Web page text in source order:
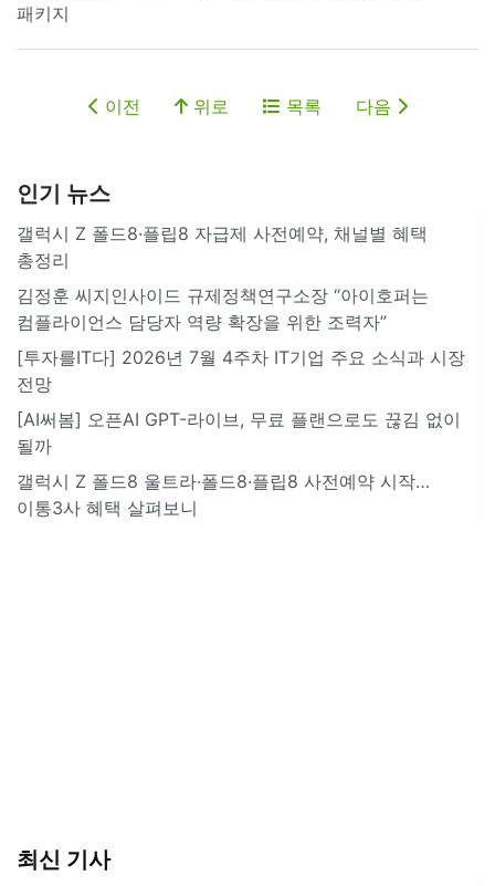
패키지
이전 위로 목록 다음
인기 뉴스
갤럭시 Z 폴드8·플립8 자급제 사전예약, 채널별 혜택
총정리
김정훈 씨지인사이드 규제정책연구소장 “아이호퍼는
컴플라이언스 담당자 역량 확장을 위한 조력자”
[투자를IT다] 2026년 7월 4주차 IT기업 주요 소식과 시장
전망
[AI써봄] 오픈AI GPT-라이브, 무료 플랜으로도 끊김 없이
될까
갤럭시 Z 폴드8 울트라·폴드8·플립8 사전예약 시작…
이통3사 혜택 살펴보니
최신 기사